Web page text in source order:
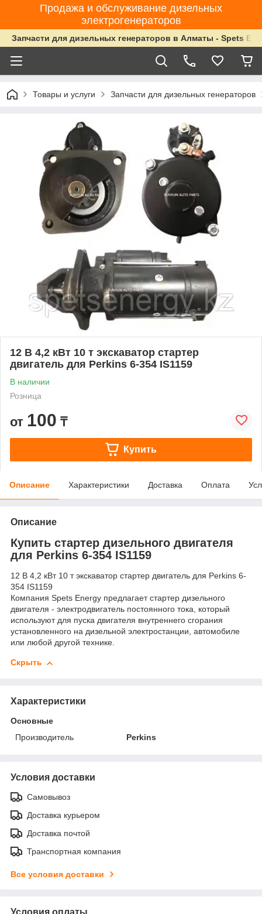
Продажа и обслуживание дизельных
электрогенераторов
Запчасти для дизельных генераторов в Алматы - Spets
Товары и услуги Запчасти для дизельных генераторов
12 В 4,2 кВт 10 т экскаватор стартер
двигатель для Perkins 6-354 IS1159
В наличии
Розница
от 100 ₸
Купить
Описание Характеристики Доставка Оплата
Описание
Купить стартер дизельного двигателя
для Perkins 6-354 IS1159
12 В 4,2 кВт 10 т экскаватор стартер двигатель для Perkins 6-
354 IS1159
Компания Spets Energy предлагает стартер дизельного
двигателя - электродвигатель постоянного тока, который
используют для пуска двигателя внутреннего сгорания
установленного на дизельной электростанции, автомобиле
или любой другой технике.
Скрыть
Характеристики
Основные
Производитель
Perkins
Условия доставки
Самовывоз
Доставка курьером
Доставка почтой
Транспортная компания
Все условия доставки
Условия оплаты